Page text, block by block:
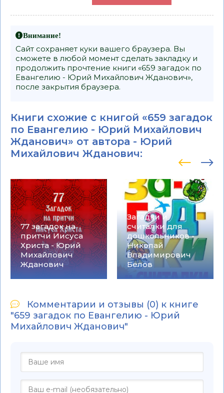
Внимание!
Сайт сохраняет куки вашего браузера. Вы
сможете в любой момент сделать закладку и
продолжить прочтение книги «659 загадок по
Евангелию - Юрий Михайлович Жданович»,
после закрытия браузера.
Книги схожие с книгой «659 загадок
по Евангелию - Юрий Михайлович
Жданович» от автора - Юрий
Михайлович Жданович:
77 загадок на
притчи Иисуса
Христа - Юрий
Михайлович
Жданович
Загадки и
считалки для
дошкольников -
Николай
Владимирович
Белов
Комментарии и отзывы (0) к книге
"659 загадок по Евангелию - Юрий
Михайлович Жданович"